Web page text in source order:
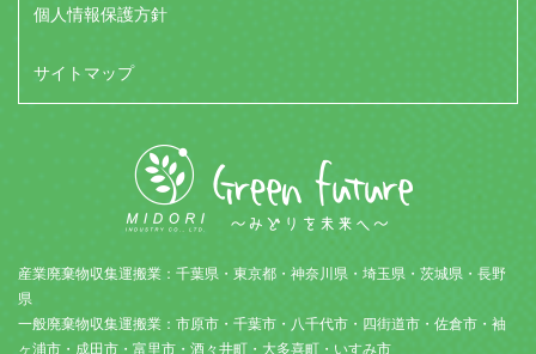
個人情報保護方針
サイトマップ
産業廃棄物収集運搬業：千葉県・東京都・神奈川県・埼玉県・茨城県・長野
県
一般廃棄物収集運搬業：市原市・千葉市・八千代市・四街道市・佐倉市・袖
ヶ浦市・成田市・富里市・酒々井町・大多喜町・いすみ市